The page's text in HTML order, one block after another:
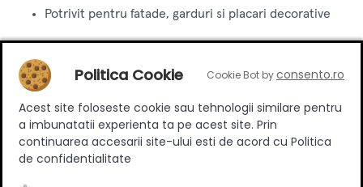
Potrivit pentru fatade, garduri si placari decorative
contemporan, rezistenta pe termen lung si un aspect
elegant inspirat de textura naturala a lemnului.
Produse complementare
Politica Cookie Cookie Bot byconsento.ro
Acest site foloseste cookie sau tehnologii similare pentru
a imbunatatii experienta ta pe acest site. Prin
continuarea accesarii site-ului esti de acord cu Politica
de confidentialitate